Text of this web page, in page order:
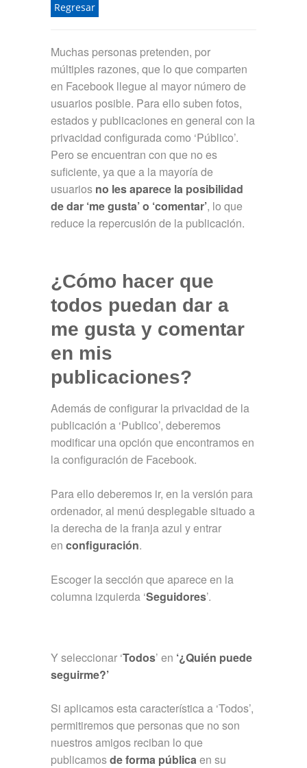
Regresar
Muchas personas pretenden, por
múltiples razones, que lo que comparten
en Facebook llegue al mayor número de
usuarios posible. Para ello suben fotos,
estados y publicaciones en general con la
privacidad configurada como ‘Público’.
Pero se encuentran con que no es
suficiente, ya que a la mayoría de
usuarios no les aparece la posibilidad
de dar ‘me gusta’ o ‘comentar’, lo que
reduce la repercusión de la publicación.
¿Cómo hacer que
todos puedan dar a
me gusta y comentar
en mis
publicaciones?
Además de configurar la privacidad de la
publicación a ‘Publico’, deberemos
modificar una opción que encontramos en
la configuración de Facebook.
Para ello deberemos ir, en la versión para
ordenador, al menú desplegable situado a
la derecha de la franja azul y entrar
en configuración.
Escoger la sección que aparece en la
columna izquierda ‘Seguidores’.
Y seleccionar ‘Todos’ en ‘¿Quién puede
seguirme?’
Si aplicamos esta característica a ‘Todos’,
permitiremos que personas que no son
nuestros amigos reciban lo que
publicamosde forma públicaen su